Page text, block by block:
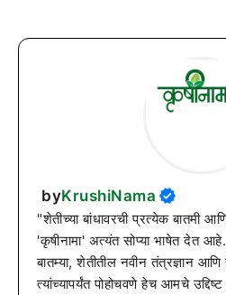
byKrushiNama
"शेतीच्या बांधावरची प्रत्येक बातमी
'कृषीनामा' अत्यंत सोप्या भाषेत देत आहे.
बातम्या, शेतीतील नवीन तंत्रज्ञान
त्यांच्यापर्यंत पोहोचवणे हेच आमचे